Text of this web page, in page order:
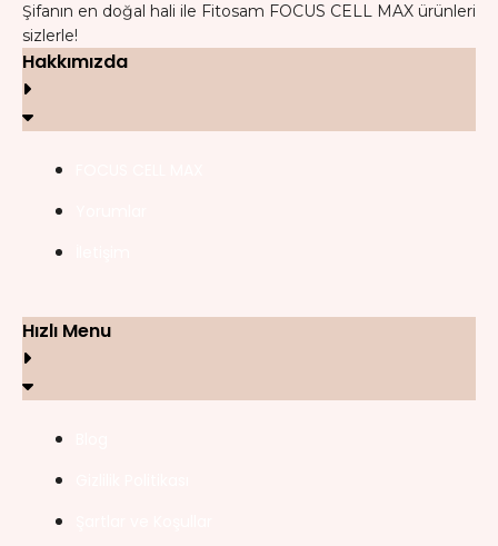
Şifanın en doğal hali ile Fitosam FOCUS CELL MAX ürünleri
sizlerle!
Hakkımızda
Hızlı Menu